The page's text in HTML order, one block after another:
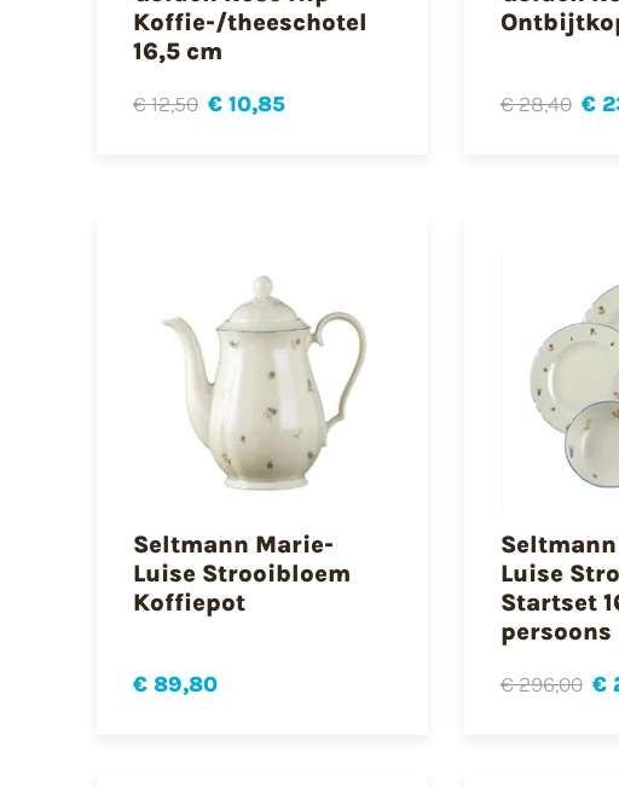
Koffie-/theeschotel
16,5 cm
€ 12,50 € 10,85 € 28,40 €
Seltmann Marie-
Luise Strooibloem
Koffiepot
€ 89,80
Luise
Startset
persoons
€ 296,00 €